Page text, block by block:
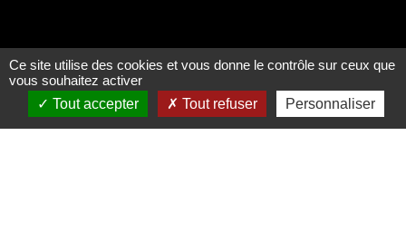
Ce site utilise des cookies et vous donne le contrôle sur ceux que
vous souhaitez activer
Tout accepter
Tout refuser Personnaliser